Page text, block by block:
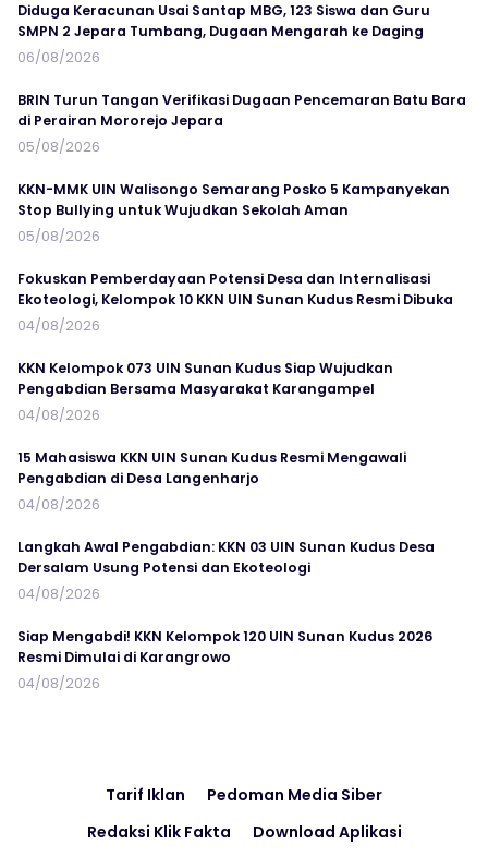
Diduga Keracunan Usai Santap MBG, 123 Siswa dan Guru
SMPN 2 Jepara Tumbang, Dugaan Mengarah ke Daging
06/08/2026
BRIN Turun Tangan Verifikasi Dugaan Pencemaran Batu Bara
di Perairan Mororejo Jepara
05/08/2026
KKN-MMK UIN Walisongo Semarang Posko 5 Kampanyekan
Stop Bullying untuk Wujudkan Sekolah Aman
05/08/2026
Fokuskan Pemberdayaan Potensi Desa dan Internalisasi
Ekoteologi, Kelompok 10 KKN UIN Sunan Kudus Resmi Dibuka
04/08/2026
KKN Kelompok 073 UIN Sunan Kudus Siap Wujudkan
Pengabdian Bersama Masyarakat Karangampel
04/08/2026
15 Mahasiswa KKN UIN Sunan Kudus Resmi Mengawali
Pengabdian di Desa Langenharjo
04/08/2026
Langkah Awal Pengabdian: KKN 03 UIN Sunan Kudus Desa
Dersalam Usung Potensi dan Ekoteologi
04/08/2026
Siap Mengabdi! KKN Kelompok 120 UIN Sunan Kudus 2026
Resmi Dimulai di Karangrowo
04/08/2026
Tarif Iklan
Pedoman Media Siber
Redaksi Klik Fakta
Download Aplikasi